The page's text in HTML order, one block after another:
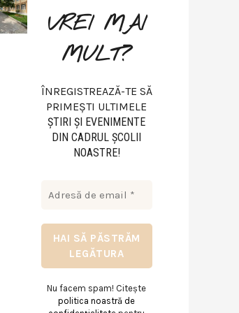
VREI MAI
MULT?
ÎNREGISTREAZĂ-TE SĂ
PRIMEȘTI ULTIMELE
ŞTIRI ŞI EVENIMENTE
DIN CADRUL ŞCOLII
NOASTRE!
Nu facem spam! Citește
politica noastră de